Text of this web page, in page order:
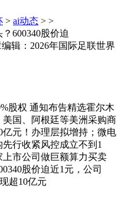
> ai动态 > >
600340股价迫
辑：2026年国际足联世界
权 通知布告精选霍尔木
国、阿根廷等美洲采购商
元！办理层拟增持；微电
行收紧风控成立不到1
市公司做巨额算力买卖
股价迫近1元，公司
超10亿元